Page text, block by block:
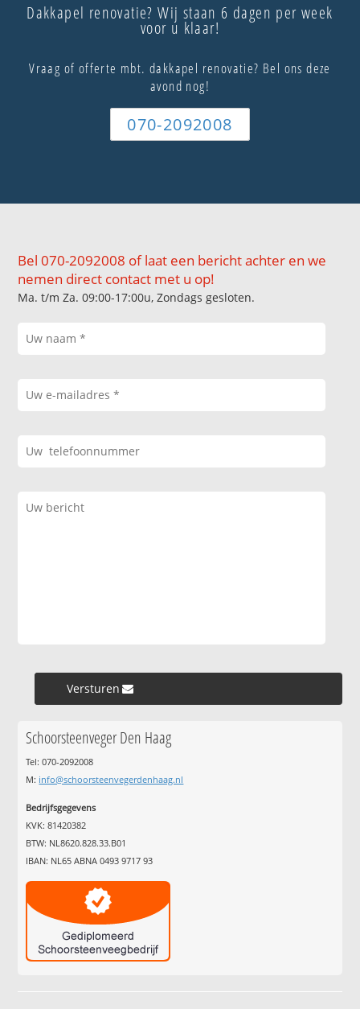
Dakkapel renovatie? Wij staan 6 dagen per week
voor u klaar!
Vraag of offerte mbt. dakkapel renovatie? Bel ons deze
avond nog!
070-2092008
Bel 070-2092008 of laat een bericht achter en we
nemen direct contact met u op!
Ma. t/m Za. 09:00-17:00u, Zondags gesloten.
Versturen »
Schoorsteenveger Den Haag
Tel: 070-2092008
M: info@schoorsteenvegerdenhaag.nl
Bedrijfsgegevens
KVK: 81420382
BTW: NL8620.828.33.B01
IBAN: NL65 ABNA 0493 9717 93